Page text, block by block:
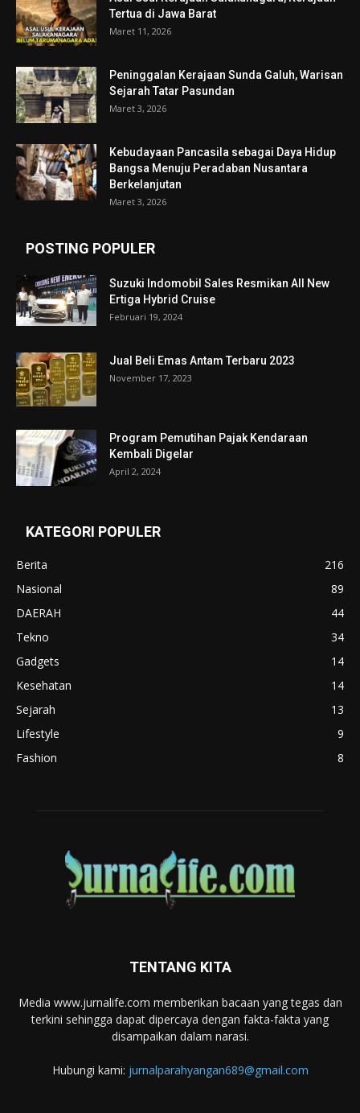
Tertua di Jawa Barat
Maret 11, 2026
Peninggalan Kerajaan Sunda Galuh, Warisan
Sejarah Tatar Pasundan
Maret 3, 2026
Kebudayaan Pancasila sebagai Daya Hidup
Bangsa Menuju Peradaban Nusantara
Berkelanjutan
Maret 3, 2026
POSTING POPULER
Suzuki Indomobil Sales Resmikan All New
Ertiga Hybrid Cruise
Februari 19, 2024
Jual Beli Emas Antam Terbaru 2023
November 17, 2023
Program Pemutihan Pajak Kendaraan
Kembali Digelar
April 2, 2024
KATEGORI POPULER
Berita
216
Nasional
89
DAERAH
44
Tekno
34
Gadgets
14
Kesehatan
14
Sejarah
13
Lifestyle
9
Fashion
8
TENTANG KITA
Media www.jurnalife.com memberikan bacaan yang tegas dan
terkini sehingga dapat dipercaya dengan fakta-fakta yang
disampaikan dalam narasi.
Hubungi kami: jurnalparahyangan689@gmail.com